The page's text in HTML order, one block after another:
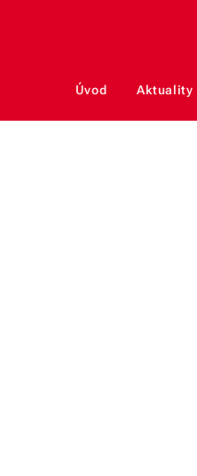
Úvod Aktuality